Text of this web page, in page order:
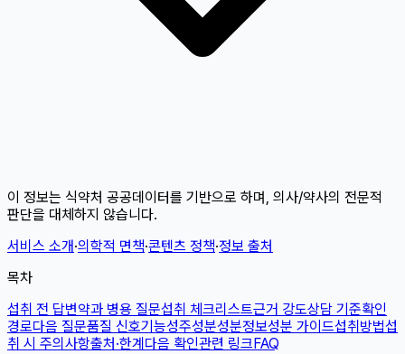
이 정보는 식약처 공공데이터를 기반으로 하며, 의사/약사의 전문적
판단을 대체하지 않습니다.
서비스 소개·의학적 면책·콘텐츠 정책·정보 출처
목차
섭취 전 답변약과 병용 질문섭취 체크리스트근거 강도상담 기준확인
경로다음 질문품질 신호기능성주성분성분정보성분 가이드섭취방법섭
취 시 주의사항출처·한계다음 확인관련 링크FAQ